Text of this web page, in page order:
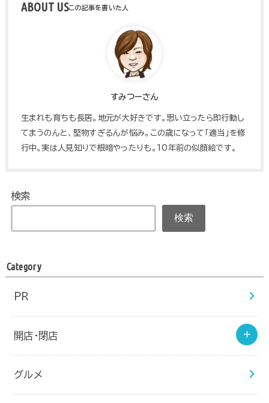
ABOUT US
すみつーさん
生まれも育ちも長居。地元が大好きです。思い立ったら即行動し
てまうのんと、堅物すぎるんが悩み。この歳になって「適当」を修
行中。実は人見知りで根暗やったりも。10年前の似顔絵です。
検索
検索
Category
PR
開店・閉店
グルメ